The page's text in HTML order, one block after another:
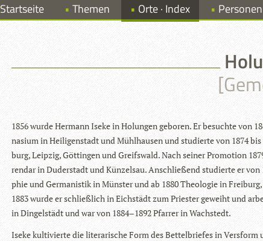
Startseite Themen Orte · Index
1856 wurde Her­mann Iseke in Holun­gen gebo­ren. Er besuchte von
na­sium in Hei­li­gen­stadt und Mühl­hau­sen und stu­dierte von 1874
burg, Leip­zig, Göt­tin­gen und Greifs­wald. Nach sei­ner Pro­mo­tion
ren­dar in Duder­stadt und Kün­zelsau. Anschlie­ßend stu­dierte er
phie und Ger­ma­nis­tik in Müns­ter und ab 1880 Theo­lo­gie in
1883 wurde er schließ­lich in Eich­städt zum Pries­ter geweiht und
in Din­gel­städt und war von 1884–1892 Pfar­rer in Wachstedt.
Iseke kul­ti­vierte die lite­ra­ri­sche Form des Bet­tel­brie­fes in Vers­form